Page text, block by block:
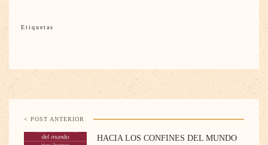
Etiquetas
< POST ANTERIOR
HACIA LOS CONFINES DEL MUNDO